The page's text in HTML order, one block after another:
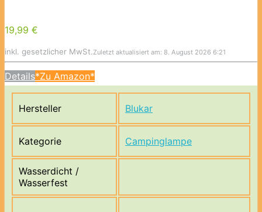
19,99 €
inkl. gesetzlicher MwSt.Zuletzt aktualisiert am: 8. August 2026 6:21
Details*Zu Amazon*
Hersteller Blukar
Kategorie Campinglampe
Wasserdicht /
Wasserfest